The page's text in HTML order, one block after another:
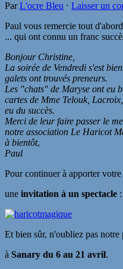
ParL'ocre Bleu ⋅ Laisser un
Paul vous remercie tout
... qui ont connu un franc
Bonjour Christine,
La soirée de Vendredi s'est
galets ont trouvés preneurs.
Les "chats" de Maryse ont eu
cartes de Mme Telouk,
eu du succès.
Merci de leur faire passer le
notre association Le Haricot
à bientôt,
Paul
Pour continuer à apporter
une invitation à un spectacle :
Et bien sûr, n'oubliez pas
à Sanary du 6 au 21 avril.